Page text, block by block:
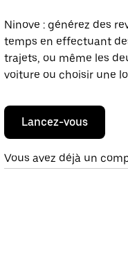
Ninove : générez des
temps en effectuant
trajets, ou même les
voiture ou choisir une
Lancez-vous
Vous avez déjà un